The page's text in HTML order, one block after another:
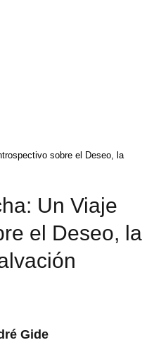
sobre el Deseo, la
Un Viaje
el Deseo, la
Gide